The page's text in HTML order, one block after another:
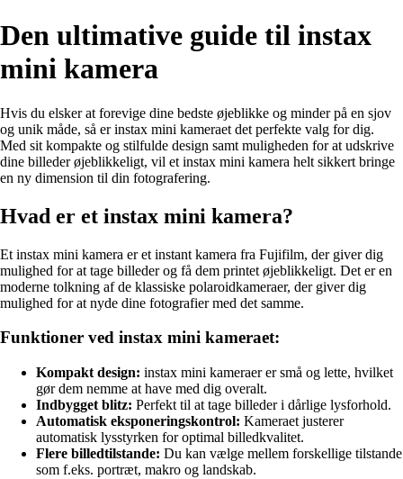
Den ultimative guide til instax
mini kamera
Hvis du elsker at forevige dine bedste øjeblikke og minder på en sjov
og unik måde, så er instax mini kameraet det perfekte valg for dig.
Med sit kompakte og stilfulde design samt muligheden for at udskrive
dine billeder øjeblikkeligt, vil et instax mini kamera helt sikkert bringe
en ny dimension til din fotografering.
Hvad er et instax mini kamera?
Et instax mini kamera er et instant kamera fra Fujifilm, der giver dig
mulighed for at tage billeder og få dem printet øjeblikkeligt. Det er en
moderne tolkning af de klassiske polaroidkameraer, der giver dig
mulighed for at nyde dine fotografier med det samme.
Funktioner ved instax mini kameraet:
Kompakt design: instax mini kameraer er små og lette, hvilket
gør dem nemme at have med dig overalt.
Indbygget blitz: Perfekt til at tage billeder i dårlige lysforhold.
Automatisk eksponeringskontrol: Kameraet justerer
automatisk lysstyrken for optimal billedkvalitet.
Flere billedtilstande: Du kan vælge mellem forskellige tilstande
som f.eks. portræt, makro og landskab.